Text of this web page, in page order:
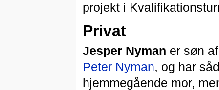
projekt i
Privat
Jesper Nyman er søn
Peter Nyman, og har
hjemmegående mor,